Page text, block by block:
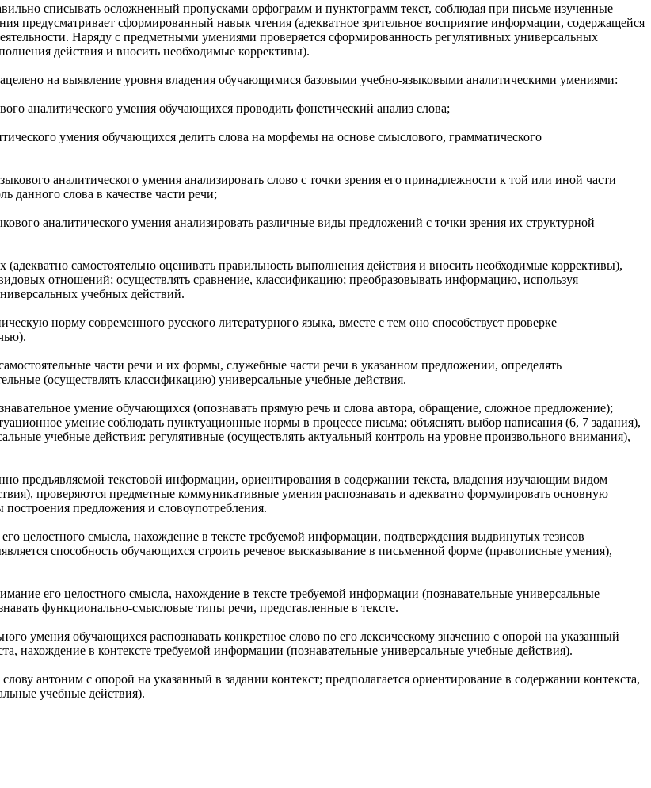
списывать осложненный пропусками орфограмм и пунктограмм текст, соблюдая при письме изученные
предусматривает сформированный навык чтения (адекватное зрительное восприятие информации, содержащейся
Наряду с предметными умениями проверяется сформированность регулятивных универсальных
действия и вносить необходимые коррективы).
на выявление уровня владения обучающимися базовыми учебно-языковыми аналитическими умениями:
аналитического умения обучающихся проводить фонетический анализ слова;
умения обучающихся делить слова на морфемы на основе смыслового, грамматического
аналитического умения анализировать слово с точки зрения его принадлежности к той или иной части
данного слова в качестве части речи;
аналитического умения анализировать различные виды предложений с точки зрения их структурной
самостоятельно оценивать правильность выполнения действия и вносить необходимые коррективы),
отношений; осуществлять сравнение, классификацию; преобразовывать информацию, используя
учебных действий.
норму современного русского литературного языка, вместе с тем оно способствует проверке
части речи и их формы, служебные части речи в указанном предложении, определять
(осуществлять классификацию) универсальные учебные действия.
умение обучающихся (опознавать прямую речь и слова автора, обращение, сложное предложение);
умение соблюдать пунктуационные нормы в процессе письма; объяснять выбор написания (6, 7 задания),
учебные действия: регулятивные (осуществлять актуальный контроль на уровне произвольного внимания),
предъявляемой текстовой информации, ориентирования в содержании текста, владения изучающим видом
проверяются предметные коммуникативные умения распознавать и адекватно формулировать основную
предложения и словоупотребления.
целостного смысла, нахождение в тексте требуемой информации, подтверждения выдвинутых тезисов
способность обучающихся строить речевое высказывание в письменной форме (правописные умения),
его целостного смысла, нахождение в тексте требуемой информации (познавательные универсальные
функционально-смысловые типы речи, представленные в тексте.
умения обучающихся распознавать конкретное слово по его лексическому значению с опорой на указанный
нахождение в контексте требуемой информации (познавательные универсальные учебные действия).
антоним с опорой на указанный в задании контекст; предполагается ориентирование в содержании контекста,
учебные действия).